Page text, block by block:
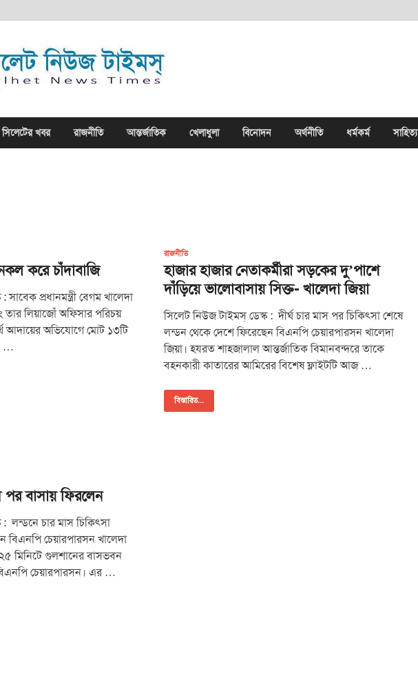
সিলেটের খবর রাজনীতি আন্তর্জাতিক খেলাধুলা বিনোদন অর্থনীতি ধর্মকর্ম সাহিত্য
করে চাঁদাবাজি
প্রধানমন্ত্রী বেগম খালেদা
লিয়াজোঁ অফিসার পরিচয়
আদায়ের অভিযোগে মোট ১৩টি
…
রাজনীতি
হাজার হাজার নেতাকর্মীরা সড়কের দু’পাশে
দাঁড়িয়ে ভালোবাসায় সিক্ত- খালেদা জিয়া
সিলেট নিউজ টাইমস্ ডেস্ক : দীর্ঘ চার মাস পর চিকিৎসা শেষে
লন্ডন থেকে দেশে ফিরেছেন বিএনপি চেয়ারপারসন খালেদা
জিয়া। হযরত শাহজালাল আন্তর্জাতিক বিমানবন্দরে তাকে
বহনকারী কাতারের আমিরের বিশেষ ফ্লাইটটি আজ …
বিস্তারিত...
পর বাসায় ফিরলেন
লন্ডনে চার মাস চিকিৎসা
বিএনপি চেয়ারপারসন খালেদা
মিনিটে গুলশানের বাসভবন
চেয়ারপারসন। এর …